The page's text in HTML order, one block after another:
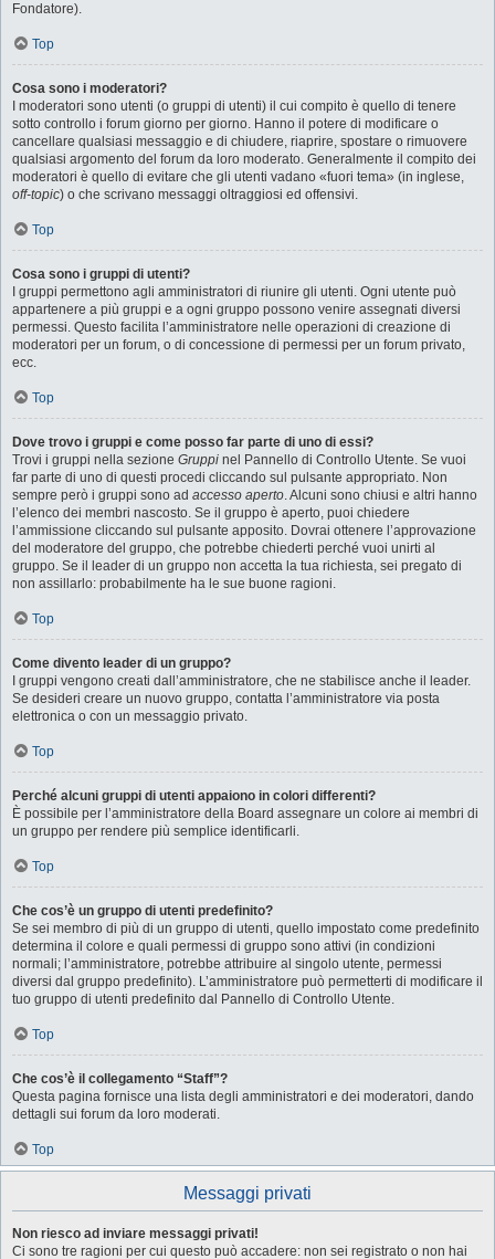
Fondatore).
Top
Cosa sono i moderatori?
I moderatori sono utenti (o gruppi di utenti) il cui compito è quello di tenere
sotto controllo i forum giorno per giorno. Hanno il potere di modificare o
cancellare qualsiasi messaggio e di chiudere, riaprire, spostare o rimuovere
qualsiasi argomento del forum da loro moderato. Generalmente il compito dei
moderatori è quello di evitare che gli utenti vadano «fuori tema» (in inglese,
off-topic) o che scrivano messaggi oltraggiosi ed offensivi.
Top
Cosa sono i gruppi di utenti?
I gruppi permettono agli amministratori di riunire gli utenti. Ogni utente può
appartenere a più gruppi e a ogni gruppo possono venire assegnati diversi
permessi. Questo facilita l’amministratore nelle operazioni di creazione di
moderatori per un forum, o di concessione di permessi per un forum privato,
ecc.
Top
Dove trovo i gruppi e come posso far parte di uno di essi?
Trovi i gruppi nella sezione Gruppi nel Pannello di Controllo Utente. Se vuoi
far parte di uno di questi procedi cliccando sul pulsante appropriato. Non
sempre però i gruppi sono ad accesso aperto. Alcuni sono chiusi e altri hanno
l’elenco dei membri nascosto. Se il gruppo è aperto, puoi chiedere
l’ammissione cliccando sul pulsante apposito. Dovrai ottenere l’approvazione
del moderatore del gruppo, che potrebbe chiederti perché vuoi unirti al
gruppo. Se il leader di un gruppo non accetta la tua richiesta, sei pregato di
non assillarlo: probabilmente ha le sue buone ragioni.
Top
Come divento leader di un gruppo?
I gruppi vengono creati dall’amministratore, che ne stabilisce anche il leader.
Se desideri creare un nuovo gruppo, contatta l’amministratore via posta
elettronica o con un messaggio privato.
Top
Perché alcuni gruppi di utenti appaiono in colori differenti?
È possibile per l’amministratore della Board assegnare un colore ai membri di
un gruppo per rendere più semplice identificarli.
Top
Che cos’è un gruppo di utenti predefinito?
Se sei membro di più di un gruppo di utenti, quello impostato come predefinito
determina il colore e quali permessi di gruppo sono attivi (in condizioni
normali; l’amministratore, potrebbe attribuire al singolo utente, permessi
diversi dal gruppo predefinito). L’amministratore può permetterti di modificare il
tuo gruppo di utenti predefinito dal Pannello di Controllo Utente.
Top
Che cos’è il collegamento “Staff”?
Questa pagina fornisce una lista degli amministratori e dei moderatori, dando
dettagli sui forum da loro moderati.
Top
Messaggi privati
Non riesco ad inviare messaggi privati!
Ci sono tre ragioni per cui questo può accadere: non sei registrato o non hai